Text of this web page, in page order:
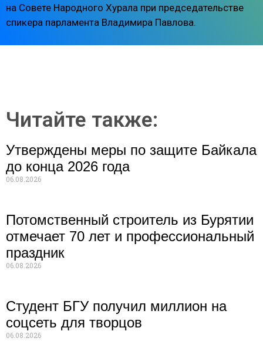
на Совете Народного Хурала при председательстве
спикера парламента Владимира Павлова.
Читайте также:
Утверждены меры по защите Байкала
до конца 2026 года
06.08.2026
Потомственный строитель из Бурятии
отмечает 70 лет и профессиональный
праздник
06.08.2026
Студент БГУ получил миллион на
соцсеть для творцов
06.08.2026